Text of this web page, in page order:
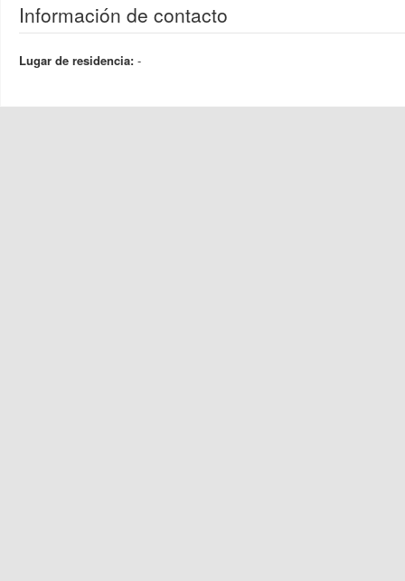
Información de contacto
Lugar de residencia: -